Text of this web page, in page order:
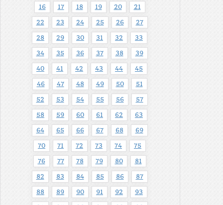
16 17 18 19 20 21
22 23 24 25 26 27
28 29 30 31 32 33
34 35 36 37 38 39
40 41 42 43 44 45
46 47 48 49 50 51
52 53 54 55 56 57
58 59 60 61 62 63
64 65 66 67 68 69
70 71 72 73 74 75
76 77 78 79 80 81
82 83 84 85 86 87
88 89 90 91 92 93